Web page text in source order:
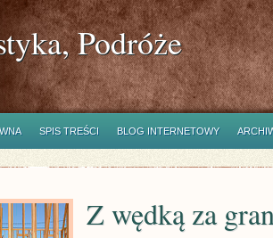
Podróże
SPIS TREŚCI BLOG INTERNETOWY
Z wędką za